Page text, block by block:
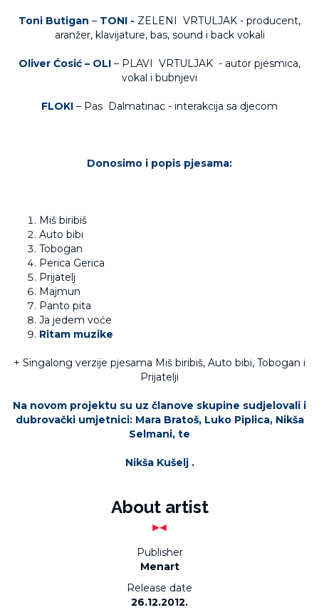
Toni Butigan – TONI - ZELENI VRTULJAK - producent,
aranžer, klavijature, bas, sound i back vokali
Oliver Ćosić – OLI – PLAVI VRTULJAK - autor pjesmica,
vokal i bubnjevi
FLOKI – Pas Dalmatinac - interakcija sa djecom
Donosimo i popis pjesama:
Miš biribiš
Auto bibi
Tobogan
Perica Gerica
Prijatelj
Majmun
Panto pita
Ja jedem voće
Ritam muzike
+ Singalong verzije pjesama Miš biribiš, Auto bibi, Tobogan i
Prijatelji
Na novom projektu su uz članove skupine sudjelovali i
dubrovački umjetnici: Mara Bratoš, Luko Piplica, Nikša
Selmani, te
Nikša Kušelj .
About artist
Publisher
Menart
Release date
26.12.2012.